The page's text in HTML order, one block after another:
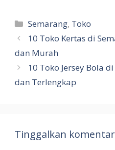
Kategori
Semarang, Toko
10 Toko Kertas di
dan Murah
10 Toko Jersey Bola
dan Terlengkap
Tinggalkan komentar